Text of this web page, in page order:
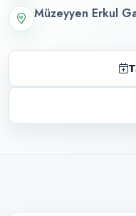
Müzeyyen Erkul